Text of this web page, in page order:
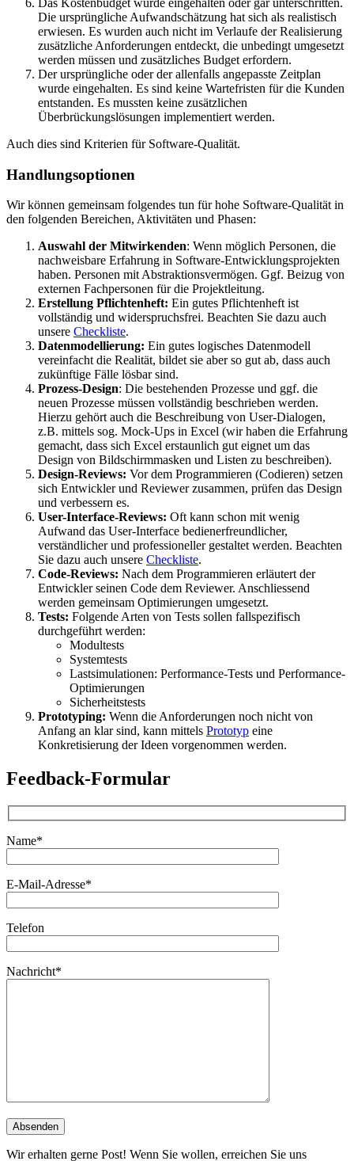
Die ursprüngliche Aufwandschätzung hat sich als realistisch
erwiesen. Es wurden auch nicht im Verlaufe der Realisierung
zusätzliche Anforderungen entdeckt, die unbedingt umgesetzt
werden müssen und zusätzliches Budget erfordern.
Der ursprüngliche oder der allenfalls angepasste Zeitplan
wurde eingehalten. Es sind keine Wartefristen für die Kunden
entstanden. Es mussten keine zusätzlichen
Überbrückungslösungen implementiert werden.
Auch dies sind Kriterien für Software-Qualität.
Handlungsoptionen
Wir können gemeinsam folgendes tun für hohe Software-Qualität in
den folgenden Bereichen, Aktivitäten und Phasen:
Auswahl der Mitwirkenden: Wenn möglich Personen, die
nachweisbare Erfahrung in Software-Entwicklungsprojekten
haben. Personen mit Abstraktionsvermögen. Ggf. Beizug von
externen Fachpersonen für die Projektleitung.
Erstellung Pflichtenheft: Ein gutes Pflichtenheft ist
vollständig und widerspruchsfrei. Beachten Sie dazu auch
unsere Checkliste.
Datenmodellierung: Ein gutes logisches Datenmodell
vereinfacht die Realität, bildet sie aber so gut ab, dass auch
zukünftige Fälle lösbar sind.
Prozess-Design: Die bestehenden Prozesse und ggf. die
neuen Prozesse müssen vollständig beschrieben werden.
Hierzu gehört auch die Beschreibung von User-Dialogen,
z.B. mittels sog. Mock-Ups in Excel (wir haben die Erfahrung
gemacht, dass sich Excel erstaunlich gut eignet um das
Design von Bildschirmmasken und Listen zu beschreiben).
Design-Reviews: Vor dem Programmieren (Codieren) setzen
sich Entwickler und Reviewer zusammen, prüfen das Design
und verbessern es.
User-Interface-Reviews: Oft kann schon mit wenig
Aufwand das User-Interface bedienerfreundlicher,
verständlicher und professioneller gestaltet werden. Beachten
Sie dazu auch unsere Checkliste.
Code-Reviews: Nach dem Programmieren erläutert der
Entwickler seinen Code dem Reviewer. Anschliessend
werden gemeinsam Optimierungen umgesetzt.
Tests: Folgende Arten von Tests sollen fallspezifisch
durchgeführt werden:
Modultests
Systemtests
Lastsimulationen: Performance-Tests und Performance-
Optimierungen
Sicherheitstests
Prototyping: Wenn die Anforderungen noch nicht von
Anfang an klar sind, kann mittels Prototyp eine
Konkretisierung der Ideen vorgenommen werden.
Feedback-Formular
Name*
E-Mail-Adresse*
Telefon
Nachricht*
Wir erhalten gerne Post! Wenn Sie wollen, erreichen Sie uns